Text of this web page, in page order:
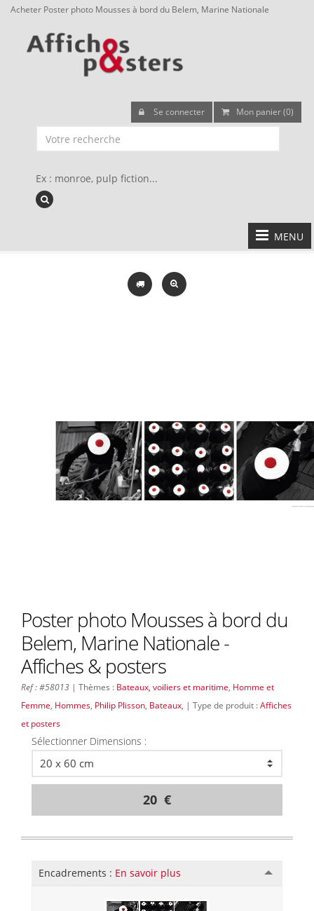
Acheter Poster photo Mousses à bord du Belem, Marine Nationale
Se connecter Mon panier (0)
Ex : monroe, pulp fiction...
MENU
Poster photo Mousses à bord du
Belem, Marine Nationale -
Affiches & posters
Ref : #58013 | Thèmes : Bateaux, voiliers et maritime Homme et
Femme Hommes Philip Plisson Bateaux , | Type de produit :Affiches
et posters
Sélectionner Dimensions :
20 €
Encadrements : En savoir plus